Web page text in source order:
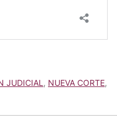
JUDICIAL , NUEVA CORTE,